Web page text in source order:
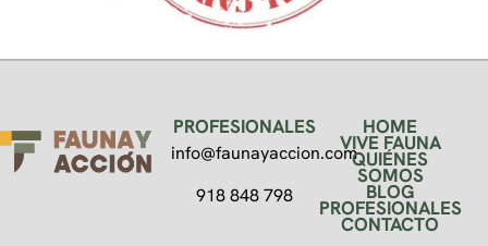
PROFESIONALES
info@faunayaccion.com
918 848 798
HOME
VIVE FAUNA
QUIÉNES
SOMOS
BLOG
PROFESIONALES
CONTACTO